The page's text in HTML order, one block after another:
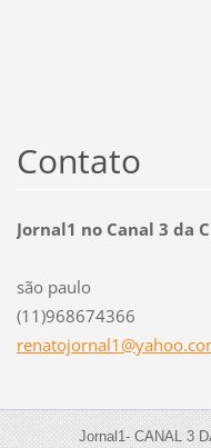
Contato
Jornal1 no Canal 3 da
são paulo
(11)968674366
renatojornal1@ya
Jornal1- CANAL 3